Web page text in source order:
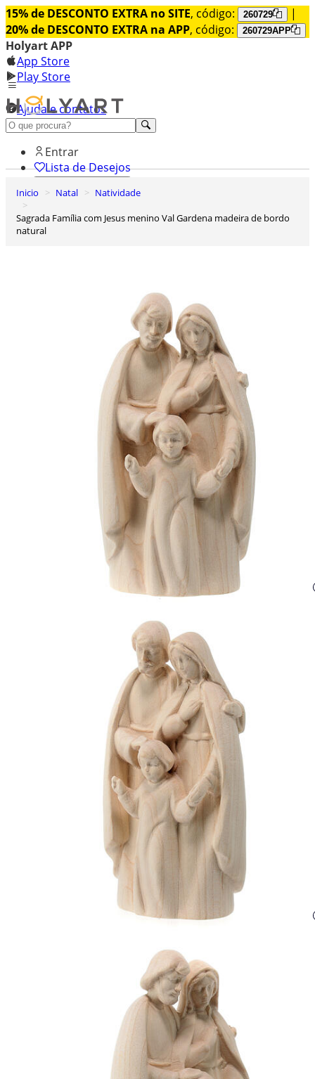
15% de DESCONTO EXTRA no SITE, código: 260729
|
20% de DESCONTO EXTRA na APP, código: 260729APP
Holyart APP
App Store
Play Store
Ajuda e contatos
Conheça premium
Entrar
Lista de Desejos
Inicio Natal
Natividade
Sagrada Família com Jesus menino Val Gardena madeira de bordo
natural